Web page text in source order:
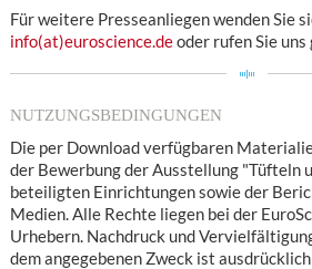
Für weitere Presseanliegen wenden Sie
info(at)euroscience.deoder rufen Sie uns
NUTZUNGSBEDINGUNGEN
Die per Download verfügbaren
der Bewerbung der Ausstellung "Tüfteln
beteiligten Einrichtungen sowie der
Medien. Alle Rechte liegen bei der
Urhebern. Nachdruck und
dem angegebenen Zweck ist